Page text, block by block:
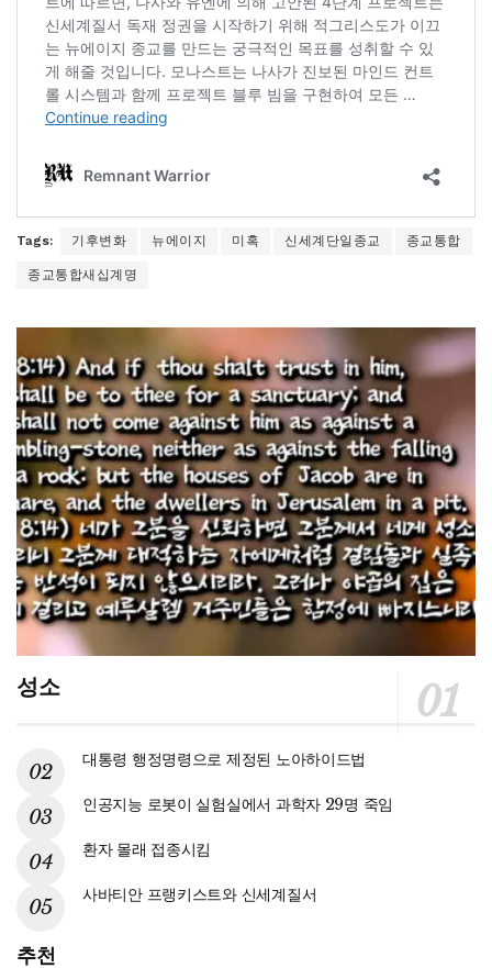
Tags: 기후변화 뉴에이지 미혹 신세계단일종교 종교통합
종교통합새십계명
성소
대통령 행정명령으로 제정된 노아하이드법
인공지능 로봇이 실험실에서 과학자 29명 죽임
환자 몰래 접종시킴
사바티안 프랭키스트와 신세계질서
추천